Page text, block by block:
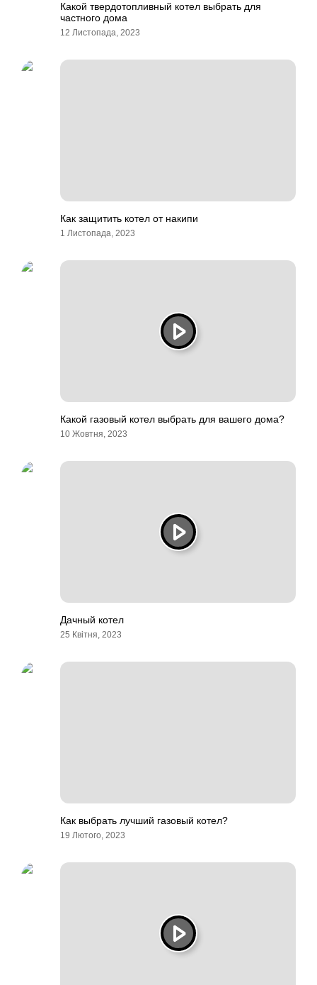
Какой твердотопливный котел выбрать для
частного дома
12 Листопада, 2023
Как защитить котел от накипи
1 Листопада, 2023
Какой газовый котел выбрать для вашего дома?
10 Жовтня, 2023
Дачный котел
25 Квітня, 2023
Как выбрать лучший газовый котел?
19 Лютого, 2023